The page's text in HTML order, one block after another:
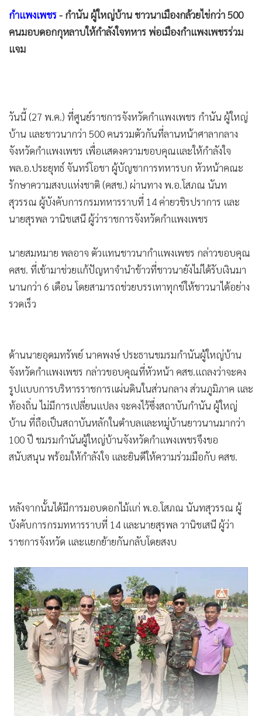
• ท่องเที่ยว
• กีฬา
• ต่างประเทศ
•
จีน
•
ชุมชน-คุณภาพชีวิต
• อาชญากรรม
• Motoring
• เกม
• วิทยาศาสตร์
• SMEs
• อินโดจีน
• กองทุนรวม
• Celeb Online
• Factcheck
•
•
Gotomanager
กำแพงเพชร- กำนัน ผู้ใหญ่บ้าน ชาวนาเมืองกล้วยไข่กว่า 500
คนมอบดอกกุหลาบให้กำลังใจทหาร พ่อเมืองกำแพงเพชรร่วม
แจม
วันนี้ (27 พ.ค.) ที่ศูนย์ราชการจังหวัดกำแพงเพชร กำนัน ผู้ใหญ่
บ้าน และชาวนากว่า 500 คนรวมตัวกันที่ลานหน้าศาลากลาง
จังหวัดกำแพงเพชร เพื่อแสดงความขอบคุณและให้กำลังใจ
พล.อ.ประยุทธ์ จันทร์โอชา ผู้บัญชาการทหารบก หัวหน้าคณะ
รักษาความสงบแห่งชาติ (คสช.) ผ่านทาง พ.อ.โสภณ นันท
สุวรรณ ผู้บังคับการกรมทหารราบที่ 14 ค่ายวชิรปราการ และ
นายสุรพล วานิชเสนี ผู้ว่าราชการจังหวัดกำแพงเพชร
นายสมหมาย พลอาจ ตัวแทนชาวนากำแพงเพชร กล่าวขอบคุณ
คสช. ที่เข้ามาช่วยแก้ปัญหาจำนำข้าวที่ชาวนายังไม่ได้รับเงินมา
นานกว่า 6 เดือน โดยสามารถช่วยบรรเทาทุกข์ให้ชาวนาได้อย่าง
รวดเร็ว
ด้านนายอุดมทรัพย์ นาคพงษ์ ประธานชมรมกำนันผู้ใหญ่บ้าน
จังหวัดกำแพงเพชร กล่าวขอบคุณที่หัวหน้า คสช.แถลงว่าจะคง
รูปแบบการบริหารราชการแผ่นดินในส่วนกลาง ส่วนภูมิภาค และ
ท้องถิ่น ไม่มีการเปลี่ยนแปลง จะคงไว้ซึ่งสถาบันกำนัน ผู้ใหญ่
บ้าน ที่ถือเป็นสถาบันหลักในตำบลและหมู่บ้านยาวนานมากว่า
100 ปี ชมรมกำนันผู้ใหญ่บ้านจังหวัดกำแพงเพชรจึงขอ
สนับสนุน พร้อมให้กำลังใจ และยินดีให้ความร่วมมือกับ คสช.
หลังจากนั้นได้มีการมอบดอกไม้แก่ พ.อ.โสภณ นันทสุวรรณ ผู้
บังคับการกรมทหารราบที่ 14 และนายสุรพล วานิชเสนี ผู้ว่า
ราชการจังหวัด และแยกย้ายกันกลับโดยสงบ